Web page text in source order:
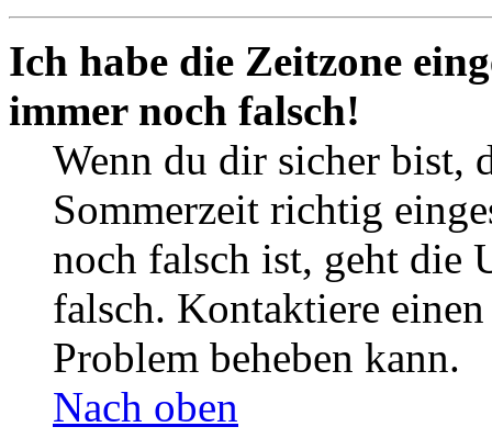
Ich habe die Zeitzone
immer noch falsch!
Wenn du dir sicher bist,
Sommerzeit richtig
noch falsch ist, geht die
falsch. Kontaktiere
Problem beheben kann.
Nach oben